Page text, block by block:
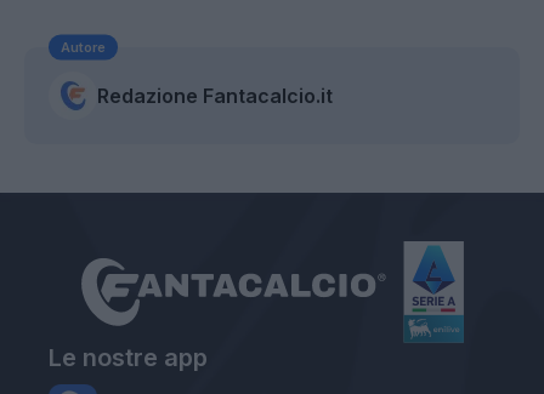
Autore
Redazione Fantacalcio.it
Le nostre app